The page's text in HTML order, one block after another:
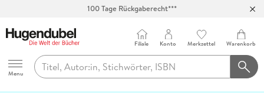
100 Tage Rückgaberecht***
Hugendubel
Menu
Filiale Konto Merkzettel Warenkorb